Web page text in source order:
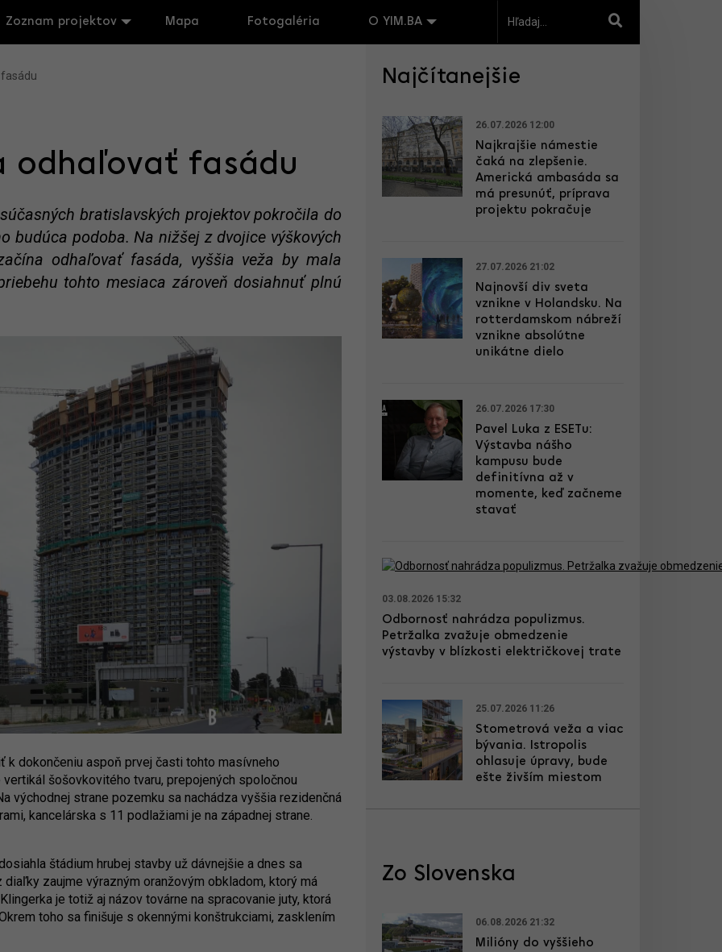
Zoznam projektov Mapa Fotogaléria O YIM.BA
odhaľovať fasádu
bratislavských projektov pokročila do
budúca podoba. Na nižšej z dvojice výškových
odhaľovať fasáda, vyššia veža by mala
tohto mesiaca zároveň dosiahnuť plnú
k dokončeniu aspoň prvej časti tohto masívneho
šošovkovitého tvaru, prepojených spoločnou
východnej strane pozemku sa nachádza vyššia rezidenčná
kancelárska s 11 podlažiami je na západnej strane.
štádium hrubej stavby už dávnejšie a dnes sa
zaujme výrazným oranžovým obkladom, ktorý má
je totiž aj názov továrne na spracovanie juty, ktorá
toho sa finišuje s okennými konštrukciami, zasklením
Najčítanejšie
26.07.2026 12:00
Najkrajšie námestie
čaká na zlepšenie.
Americká ambasáda sa
má presunúť, príprava
projektu pokračuje
27.07.2026 21:02
Najnovší div sveta
vznikne v Holandsku. Na
rotterdamskom nábreží
vznikne absolútne
unikátne dielo
26.07.2026 17:30
Pavel Luka z ESETu:
Výstavba nášho
kampusu bude
definitívna až v
momente, keď začneme
stavať
03.08.2026 15:32
Odbornosť nahrádza populizmus.
Petržalka zvažuje obmedzenie
výstavby v blízkosti električkovej trate
25.07.2026 11:26
Stometrová veža a viac
bývania. Istropolis
ohlasuje úpravy, bude
ešte živším miestom
Zo Slovenska
06.08.2026 21:32
Milióny do vyššieho